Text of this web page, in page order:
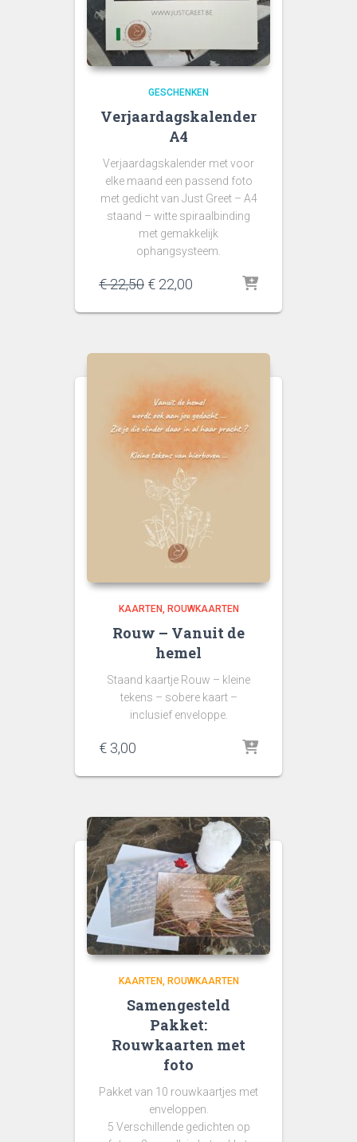
GESCHENKEN
Verjaardagskalender
A4
Verjaardagskalender met voor
elke maand een passend foto
met gedicht van Just Greet – A4
staand – witte spiraalbinding
met gemakkelijk
ophangsysteem.
€22,50 Oorspronkelijke
was:
€ 22,00
is:
KAARTEN ROUWKAARTEN
Rouw – Vanuit de
hemel
Staand kaartje Rouw – kleine
tekens – sobere kaart –
inclusief enveloppe.
€ 3,00
KAARTEN ROUWKAARTEN
Samengesteld
Pakket:
Rouwkaarten met
foto
Pakket van 10 rouwkaartjes met
enveloppen.
5 Verschillende gedichten op